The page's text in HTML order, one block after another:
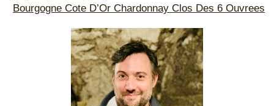
Bourgogne Cote D’Or Chardonnay Clos Des 6 Ouvrees